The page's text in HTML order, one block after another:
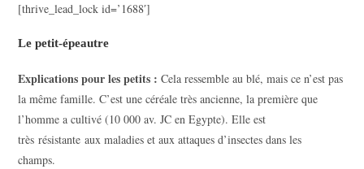
[thrive_lead_lock id=’1688′]
Le petit-épeautre
Explications pour les petits :Cela ressemble au blé, mais ce n’est pas
la même famille. C’est une céréale très ancienne, la première que
l’homme a cultivé (10 000 av. JC en Egypte). Elle est
très résistante aux maladies et aux attaques d’insectes dans les
champs.